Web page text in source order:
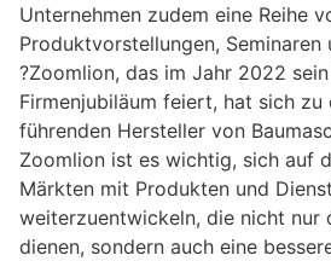
Unternehmen zudem eine Reihe
Produktvorstellungen, Seminaren
?Zoomlion, das im Jahr 2022
Firmenjubiläum feiert, hat sich zu
führenden Hersteller von
Zoomlion ist es wichtig, sich auf
Märkten mit Produkten und
weiterzuentwickeln, die nicht nur
dienen, sondern auch eine